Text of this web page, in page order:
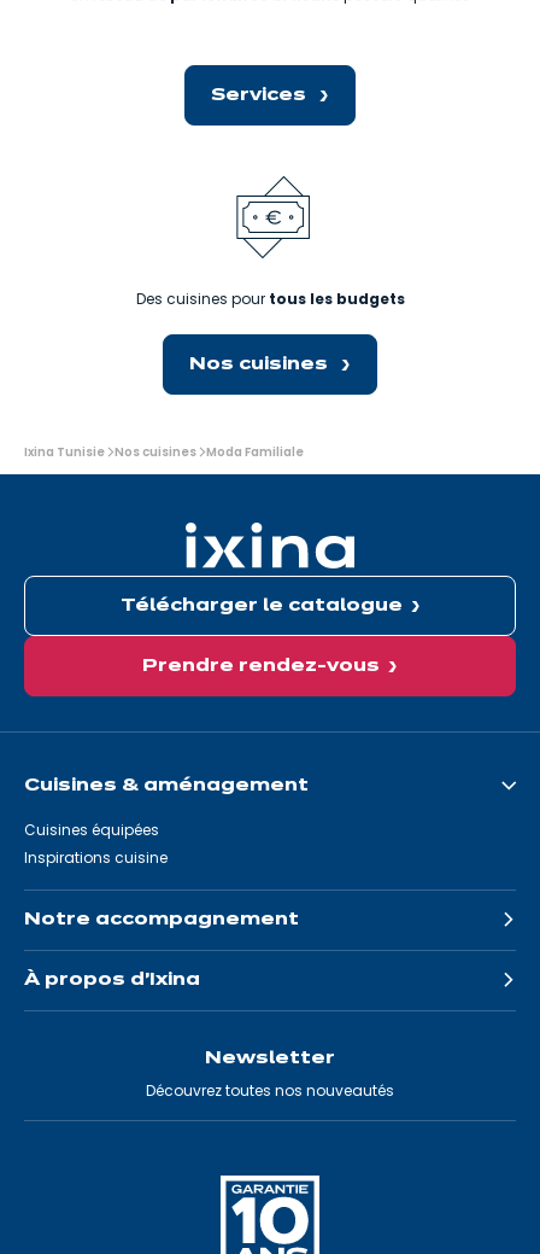
Services
Des cuisines pour tous les budgets
Nos cuisines
Vous
êtes
Ixina Tunisie Nos cuisines Moda Familiale
Télécharger le catalogue
Prendre rendez-vous
Cuisines & aménagement
Cuisines équipées
Inspirations cuisine
Notre accompagnement
À propos d'Ixina
Newsletter
Découvrez toutes nos nouveautés